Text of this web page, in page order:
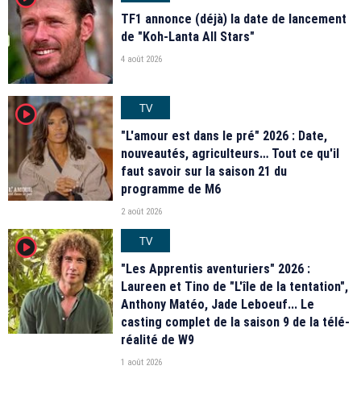
TF1 annonce (déjà) la date de lancement
de "Koh-Lanta All Stars"
4 août 2026
player2
TV
"L'amour est dans le pré" 2026 : Date,
nouveautés, agriculteurs… Tout ce qu'il
faut savoir sur la saison 21 du
programme de M6
2 août 2026
player2
TV
"Les Apprentis aventuriers" 2026 :
Laureen et Tino de "L'île de la tentation",
Anthony Matéo, Jade Leboeuf... Le
casting complet de la saison 9 de la télé-
réalité de W9
1 août 2026